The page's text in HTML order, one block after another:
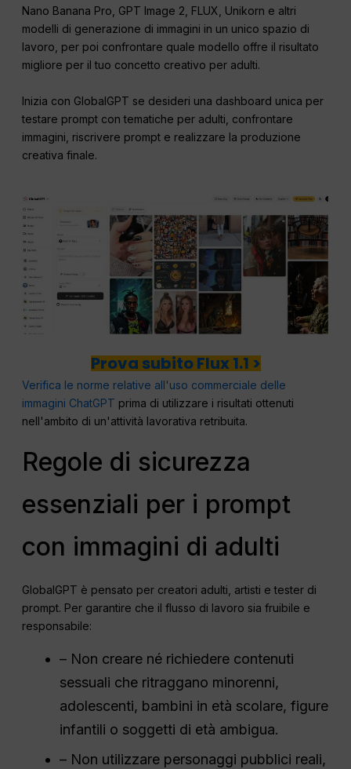
Nano Banana Pro, GPT Image 2, FLUX, Unikorn e altri
modelli di generazione di immagini in un unico spazio di
lavoro, per poi confrontare quale modello offre il risultato
migliore per il tuo concetto creativo per adulti.
Inizia con GlobalGPT se desideri una dashboard unica per
testare prompt con tematiche per adulti, confrontare
immagini, riscrivere prompt e realizzare la produzione
creativa finale.
Prova subito Flux 1.1 >
Verifica le norme relative all'uso commerciale delle
immagini ChatGPT prima di utilizzare i risultati ottenuti
nell'ambito di un'attività lavorativa retribuita.
Regole di sicurezza
essenziali per i prompt
con immagini di adulti
GlobalGPT è pensato per creatori adulti, artisti e tester di
prompt. Per garantire che il flusso di lavoro sia fruibile e
responsabile:
– Non creare né richiedere contenuti
sessuali che ritraggano minorenni,
adolescenti, bambini in età scolare, figure
infantili o soggetti di età ambigua.
– Non utilizzare personaggi pubblici reali,